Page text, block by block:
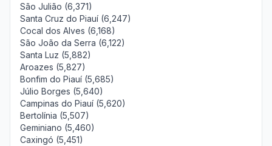
São Julião (6,371)
Santa Cruz do Piauí (6,247)
Cocal dos Alves (6,168)
São João da Serra (6,122)
Santa Luz (5,882)
Aroazes (5,827)
Bonfim do Piauí (5,685)
Júlio Borges (5,640)
Campinas do Piauí (5,620)
Bertolínia (5,507)
Geminiano (5,460)
Caxingó (5,451)